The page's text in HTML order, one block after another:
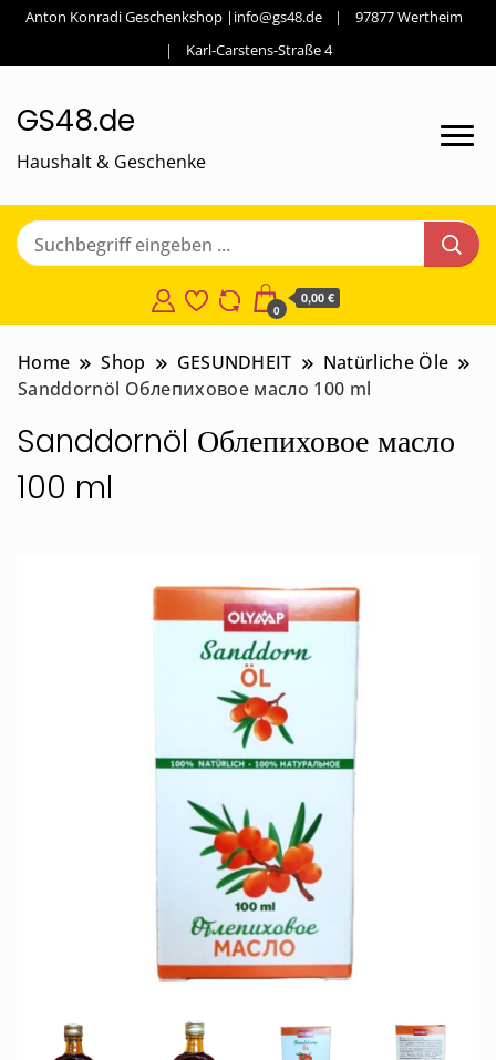
Anton Konradi Geschenkshop |info@gs48.de
97877 Wertheim
Karl-Carstens-Straße 4
GS48.de
Haushalt & Geschenke
0
0,00 €
Home Shop GESUNDHEIT
Natürliche Öle
Sanddornöl Облепиховое масло 100 ml
Sanddornöl Облепиховое масло
100 ml